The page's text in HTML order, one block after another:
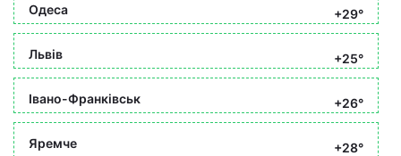
Одеса +29°
Львів +25°
Івано-Франківськ +26°
Яремче +28°